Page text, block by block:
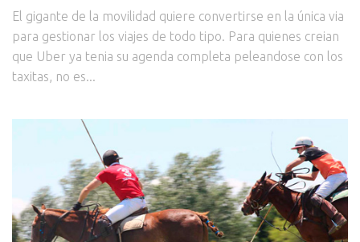
El gigante de la movilidad quiere convertirse en la única via
para gestionar los viajes de todo tipo. Para quienes creian
que Uber ya tenia su agenda completa peleandose con los
taxitas, no es...